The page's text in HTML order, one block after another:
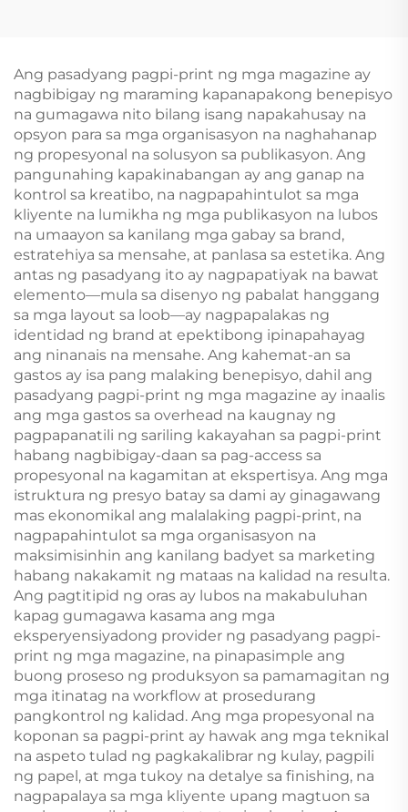
Book
Ang pasadyang pagpi-print ng mga magazine ay
nagbibigay ng maraming kapanapakong benepisyo
na gumagawa nito bilang isang napakahusay na
opsyon para sa mga organisasyon na naghahanap
ng propesyonal na solusyon sa publikasyon. Ang
pangunahing kapakinabangan ay ang ganap na
kontrol sa kreatibo, na nagpapahintulot sa mga
kliyente na lumikha ng mga publikasyon na lubos
na umaayon sa kanilang mga gabay sa brand,
estratehiya sa mensahe, at panlasa sa estetika. Ang
antas ng pasadyang ito ay nagpapatiyak na bawat
elemento—mula sa disenyo ng pabalat hanggang
sa mga layout sa loob—ay nagpapalakas ng
identidad ng brand at epektibong ipinapahayag
ang ninanais na mensahe. Ang kahemat-an sa
gastos ay isa pang malaking benepisyo, dahil ang
pasadyang pagpi-print ng mga magazine ay inaalis
ang mga gastos sa overhead na kaugnay ng
pagpapanatili ng sariling kakayahan sa pagpi-print
habang nagbibigay-daan sa pag-access sa
propesyonal na kagamitan at ekspertisya. Ang mga
istruktura ng presyo batay sa dami ay ginagawang
mas ekonomikal ang malalaking pagpi-print, na
nagpapahintulot sa mga organisasyon na
maksimisinhin ang kanilang badyet sa marketing
habang nakakamit ng mataas na kalidad na resulta.
Ang pagtitipid ng oras ay lubos na makabuluhan
kapag gumagawa kasama ang mga
eksperyensiyadong provider ng pasadyang pagpi-
print ng mga magazine, na pinapasimple ang
buong proseso ng produksyon sa pamamagitan ng
mga itinatag na workflow at prosedurang
pangkontrol ng kalidad. Ang mga propesyonal na
koponan sa pagpi-print ay hawak ang mga teknikal
na aspeto tulad ng pagkakalibrar ng kulay, pagpili
ng papel, at mga tukoy na detalye sa finishing, na
nagpapalaya sa mga kliyente upang magtuon sa